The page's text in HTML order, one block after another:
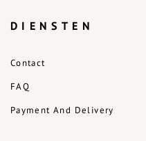
DIENSTEN
Contact
FAQ
Payment And Delivery